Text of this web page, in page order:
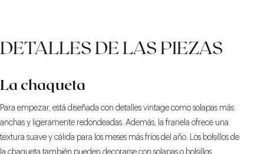
DETALLES DE LAS PIEZAS
La chaqueta
Para empezar, está diseñada con detalles vintage como solapas más
anchas y ligeramente redondeadas. Además, la franela ofrece una
textura suave y cálida para los meses más fríos del año. Los bolsillos de
la chaqueta también pueden decorarse con solapas o bolsillos